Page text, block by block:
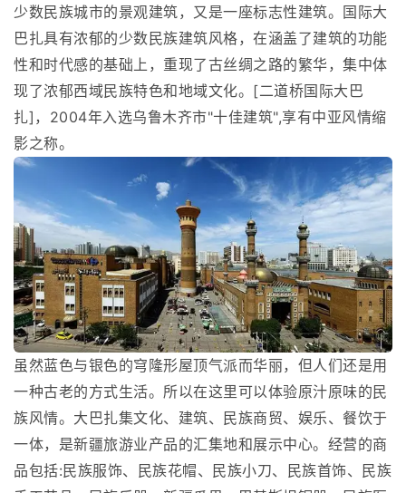
少数民族城市的景观建筑，又是一座标志性建筑。国际大
巴扎具有浓郁的少数民族建筑风格，在涵盖了建筑的功能
性和时代感的基础上，重现了古丝绸之路的繁华，集中体
现了浓郁西域民族特色和地域文化。[二道桥国际大巴
扎]，2004年入选乌鲁木齐市"十佳建筑",享有中亚风情缩
影之称。
虽然蓝色与银色的穹隆形屋顶气派而华丽，但人们还是用
一种古老的方式生活。所以在这里可以体验原汁原味的民
族风情。大巴扎集文化、建筑、民族商贸、娱乐、餐饮于
一体，是新疆旅游业产品的汇集地和展示中心。经营的商
品包括:民族服饰、民族花帽、民族小刀、民族首饰、民族